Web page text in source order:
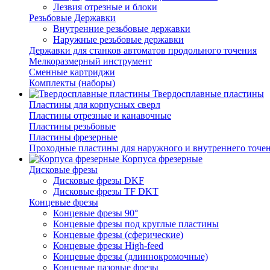
Лезвия отрезные и блоки
Резьбовые Державки
Внутренние резьбовые державки
Наружные резьбовые державки
Державки для станков автоматов продольного точения
Мелкоразмерный инструмент
Сменные картриджи
Комплекты (наборы)
Твердосплавные пластины
Пластины для корпусных сверл
Пластины отрезные и канавочные
Пластины резьбовые
Пластины фрезерные
Проходные пластины для наружного и внутреннего
Корпуса фрезерные
Дисковые фрезы
Дисковые фрезы DKF
Дисковые фрезы TF DKT
Концевые фрезы
Концевые фрезы 90°
Концевые фрезы под круглые пластины
Концевые фрезы (сферические)
Концевые фрезы High-feed
Концевые фрезы (длиннокромочные)
Концевые пазовые фрезы